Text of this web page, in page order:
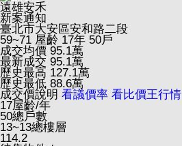
遠雄安禾
新案通知
臺北市大安區安和路二段
59~71 屋齡 17年 50戶
成交均價 95.1萬
最新成交 95.1萬
歷史最高 127.1萬
歷史最低 88.6萬
成交價說明 看議價率 看比價王行情
17屋齡/年
50總戶數
13~13總樓層
114.2